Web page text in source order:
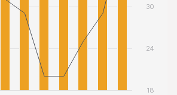
30
18
24